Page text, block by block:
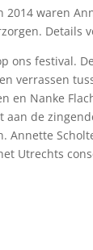
2014 waren
Details
ons festival.
verrassen
en Nanke
de
Annette
Utrechts